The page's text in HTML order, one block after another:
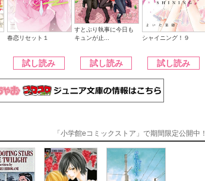
春恋リセット１
試し読み
すとぷり執事に今日も
キュンが止...
試し読み
シャイニング！９
試し読み
「小学館eコミックストア」で期間限定公開中！